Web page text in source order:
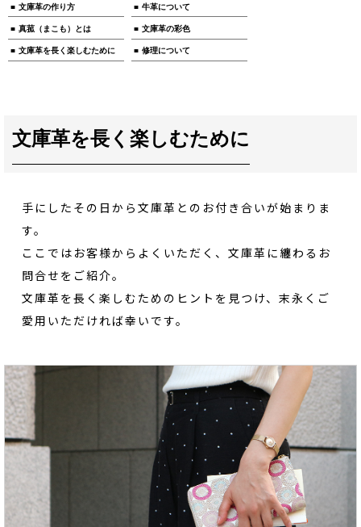
文庫革を長く楽しむために
手にしたその日から文庫革とのお付き合いが始まりま
す。
ここではお客様からよくいただく、文庫革に纏わるお
問合せをご紹介。
文庫革を長く楽しむためのヒントを見つけ、末永くご
愛用いただければ幸いです。